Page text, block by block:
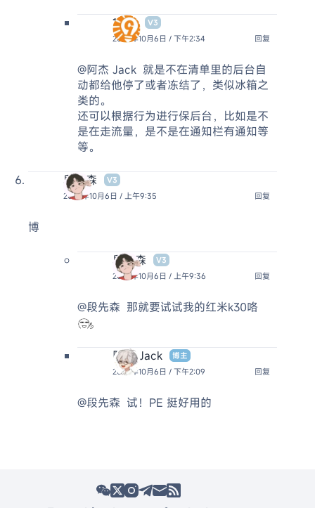
1900
V3
2024年10月6日 / 下午2:34
回复
@阿杰 Jack 就是不在清单里的后台自
动都给他停了或者冻结了，类似冰箱之
类的。
还可以根据行为进行保后台，比如是不
是在走流量，是不是在通知栏有通知等
等。
段先森
V3
2024年10月6日 / 上午9:35
回复
博
段先森
V3
2024年10月6日 / 上午9:36
回复
@段先森 那就要试试我的红米k30咯
阿杰 Jack
博主
2024年10月6日 / 下午2:09
回复
@段先森 试！PE 挺好用的